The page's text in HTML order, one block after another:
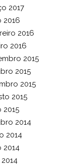
2017
2016
2016
2016
2015
2015
2015
2015
2015
2014
2014
2014